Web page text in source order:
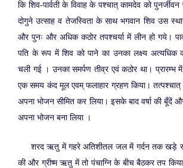
कि शिव-पार्वती के विवाह के पश्चात् कामदेव को पुनर्जीवन
दोगुने उत्साह व तेजस्विता के साथ भगवान शिव उस
और पुनः और अधिक कठोर तपश्चर्या में लीन हो गये।
पति के रूप में शिव को पाने का उनका लक्ष्य अत्यधिक
चली गई । उनका समर्पण तीव्र एवं कठोर था। प्रारम्भ
एक समय कंद मूल एवम् फलाहार ग्रहण किया।
अपना भोजन सीमित कर लिया। इसके बाद वर्षा की बूँदें
अपना भोजन बना लिया ।
शरद ऋतु में गहरे अतिशीतल जल में गर्दन तक खड़े
की और ग्रीष्म ऋतु में तो पंचाग्नि के बीच बैठकर तप